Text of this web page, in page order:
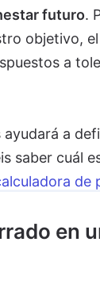
futuro.
objetivo,
a
ayudará a
saber cuál
de
en